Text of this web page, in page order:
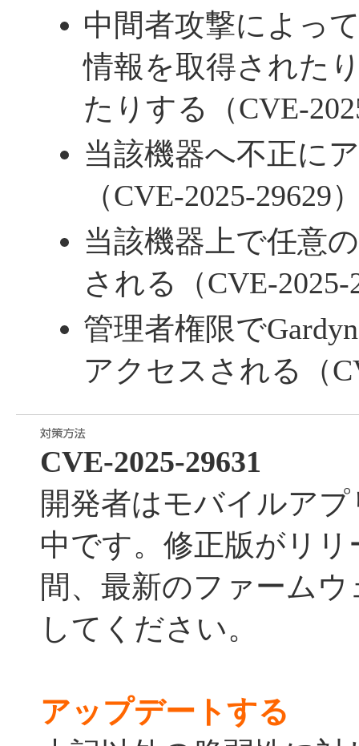
中間者攻撃によっ
情報を取得された
たりする（CVE-
当該機器へ不正に
（CVE-2025-29629
当該機器上で任意
される（CVE-2025-
管理者権限で
アクセスされる（
CVE-2025-29631
開発者はモバイルア
中です。修正版がリ
間、最新のファーム
してください。
アップデートする